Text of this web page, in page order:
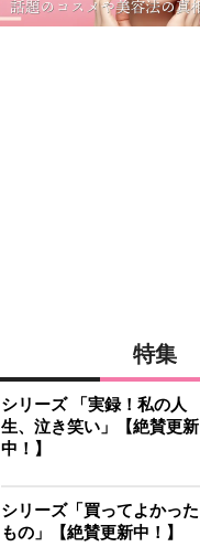
特集
シリーズ 「実録！私の人
生、泣き笑い」【絶賛更新
中！】
シリーズ「買ってよかった
もの」【絶賛更新中！】